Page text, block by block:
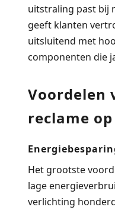
uitstraling past bij
geeft klanten
uitsluitend met
componenten die
Voordelen
reclame
Het grootste
lage
verlichting